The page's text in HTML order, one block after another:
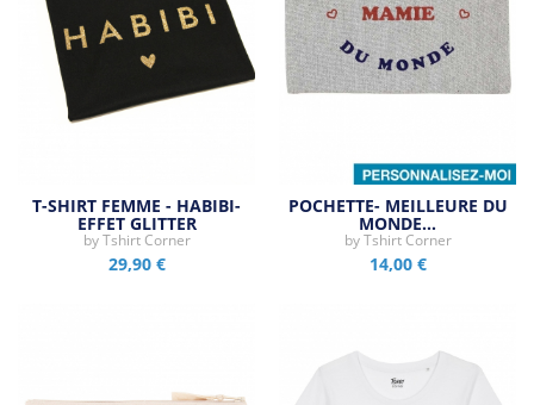
T-SHIRT FEMME - HABIBI-
EFFET GLITTER
byTshirt Corner
29,90 €
POCHETTE- MEILLEURE DU
MONDE…
byTshirt Corner
14,00 €